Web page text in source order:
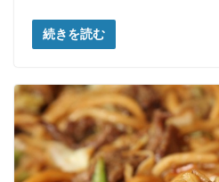
続きを読む